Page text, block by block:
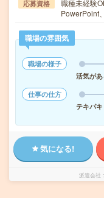
応募資格
職種未経験
PowerPoint
職場の雰囲気
職場の様子
活気があ
仕事の仕方
テキパキ
気になる!
派遣会社